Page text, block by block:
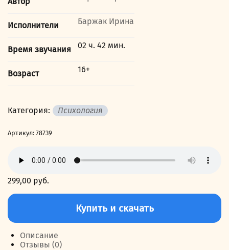
Исполнители Баржак Ирина
Время звучания 02 ч. 42 мин.
Возраст 16+
Категория: Психология
Артикул: 78739
299,00 руб.
Количество
Подсознательное
влияние.
Как
убедить
Купить и скачать
Описание
Отзывы (0)